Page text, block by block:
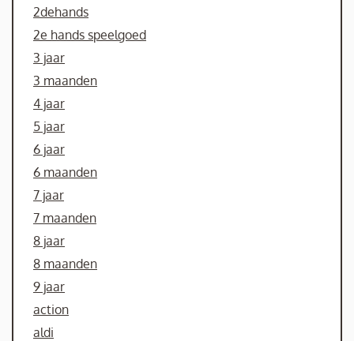
2dehands
2e hands speelgoed
3 jaar
3 maanden
4 jaar
5 jaar
6 jaar
6 maanden
7 jaar
7 maanden
8 jaar
8 maanden
9 jaar
action
aldi